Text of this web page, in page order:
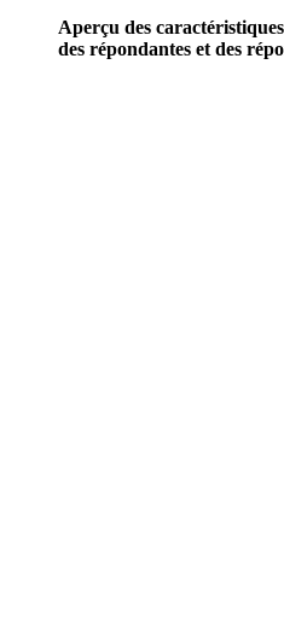
Aperçu des
des répondantes et des